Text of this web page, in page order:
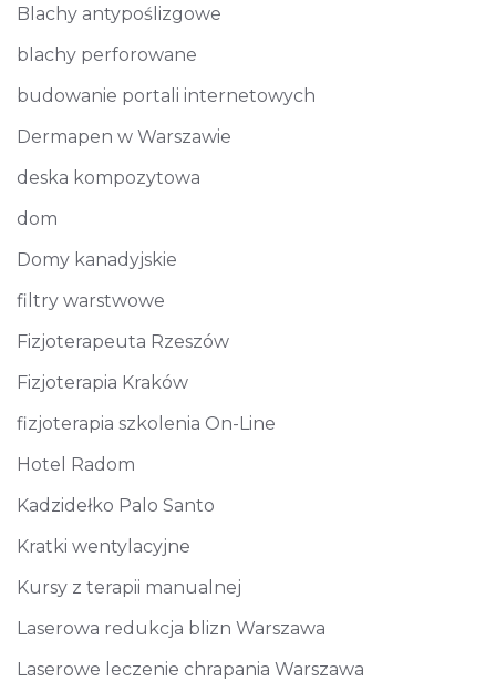
Blachy antypoślizgowe
blachy perforowane
budowanie portali internetowych
Dermapen w Warszawie
deska kompozytowa
dom
Domy kanadyjskie
filtry warstwowe
Fizjoterapeuta Rzeszów
Fizjoterapia Kraków
fizjoterapia szkolenia On-Line
Hotel Radom
Kadzidełko Palo Santo
Kratki wentylacyjne
Kursy z terapii manualnej
Laserowa redukcja blizn Warszawa
Laserowe leczenie chrapania Warszawa